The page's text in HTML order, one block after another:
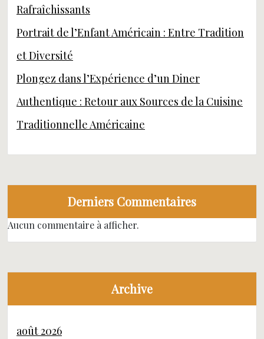
Rafraîchissants
Portrait de l’Enfant Américain : Entre Tradition
et Diversité
Plongez dans l’Expérience d’un Diner
Authentique : Retour aux Sources de la Cuisine
Traditionnelle Américaine
Derniers Commentaires
Aucun commentaire à afficher.
Archive
août 2026